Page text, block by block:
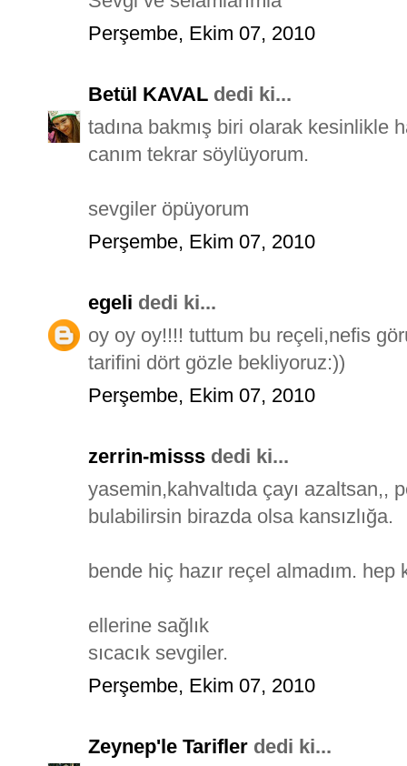
Perşembe, Ekim 07, 2010
Betül KAVAL dedi ki...
tadına bakmış biri olarak kesinlikle
canım tekrar söylüyorum.
sevgiler öpüyorum
Perşembe, Ekim 07, 2010
egeli dedi ki...
oy oy oy!!!! tuttum bu reçeli,nefis
tarifini dört gözle bekliyoruz:))
Perşembe, Ekim 07, 2010
zerrin-misss dedi ki...
yasemin,kahvaltıda çayı azaltsan,,
bulabilirsin birazda olsa kansızlığa.
bende hiç hazır reçel almadım. hep
ellerine sağlık
sıcacık sevgiler.
Perşembe, Ekim 07, 2010
Zeynep'le Tarifler dedi ki...